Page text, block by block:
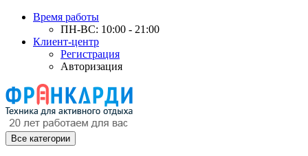
Время работы
ПН-ВС: 10:00 - 21:00
Клиент-центр
Регистрация
Авторизация
Все категории